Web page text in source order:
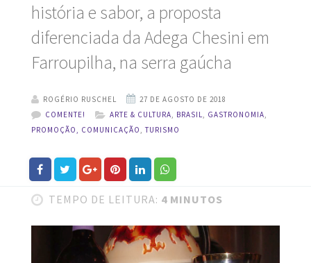
história e sabor, a proposta
diferenciada da Adega Chesini em
Farroupilha, na serra gaúcha
ROGÉRIO RUSCHEL
COMENTE!
ARTE & CULTURA BRASIL GASTRONOMIA
PROMOÇÃO, COMUNICAÇÃO ,TURISMO
TEMPO DE LEITURA: 4 MINUTOS